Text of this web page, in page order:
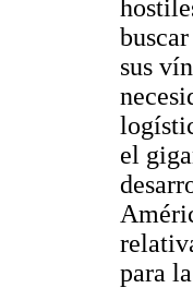
sus
el
para